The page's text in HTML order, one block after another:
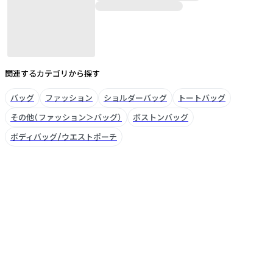
関連するカテゴリから探す
バッグ ファッション ショルダーバッグ
トートバッグ
その他（ファッション＞バッグ）
ボストンバッグ
ボディバッグ/ウエストポーチ